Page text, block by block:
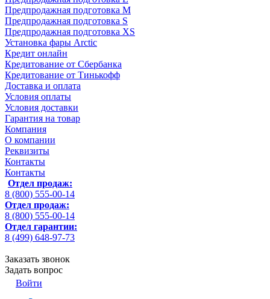
Предпродажная подготовка M
Предпродажная подготовка S
Предпродажная подготовка XS
Установка фары Arctic
Кредит онлайн
Кредитование от Сбербанка
Кредитование от Тинькофф
Доставка и оплата
Условия оплаты
Условия доставки
Гарантия на товар
Компания
О компании
Реквизиты
Контакты
Контакты
Отдел продаж:
8 (800) 555-00-14
Отдел продаж:
8 (800) 555-00-14
Отдел гарантии:
8 (499) 648-97-73
Заказать звонок
Задать вопрос
Войти